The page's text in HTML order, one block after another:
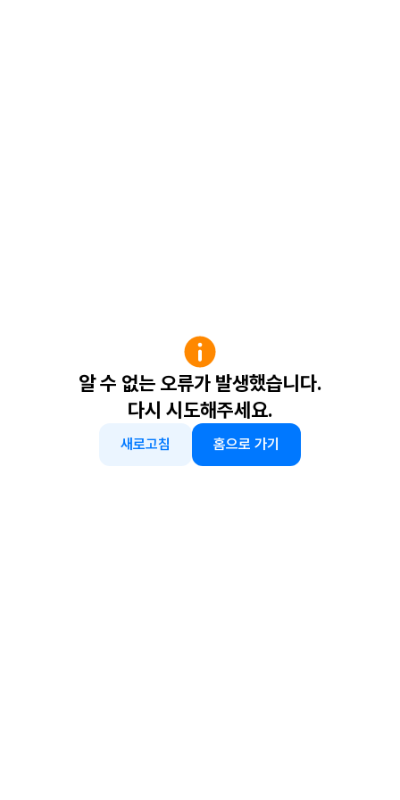
알 수 없는 오류가 발생했습니다.
다시 시도해주세요.
새로고침 홈으로 가기